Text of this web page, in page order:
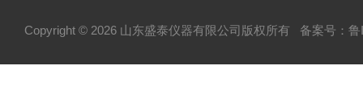
Copyright © 2026 山东盛泰仪器有限公司版权所有 备案号：